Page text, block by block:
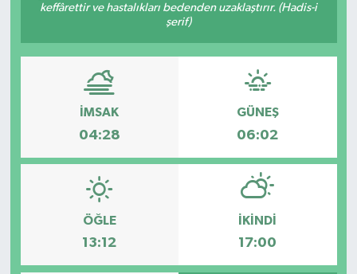
keffârettir ve hastalıkları bedenden uzaklaştırır. (Hadis-i
şerif)
İMSAK
04:28
GÜNEŞ
06:02
ÖĞLE
13:12
İKINDI
17:00